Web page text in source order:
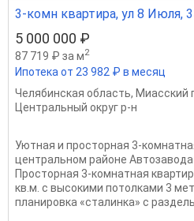
3-комн квартира, ул 8 Июля,
5 000 000 ₽
87 719 ₽ за м2
Ипотека от 23 982 ₽ в месяц
Челябинская область, Миасский
Центральный округ р-н
Уютная и просторная 3-
центральном районе
Просторная 3-комнатная
кв.м. с высокими потолками 3
планировка «сталинка» с